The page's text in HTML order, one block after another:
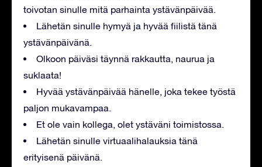
toivotan sinulle mitä parhainta ystävänpäivää.
Lähetän sinulle hymyä ja hyvää fiilistä tänä
ystävänpäivänä.
Olkoon päiväsi täynnä rakkautta, naurua ja
suklaata!
Hyvää ystävänpäivää hänelle, joka tekee työstä
paljon mukavampaa.
Et ole vain kollega, olet ystäväni toimistossa.
Lähetän sinulle virtuaalihalauksia tänä
erityisenä päivänä.